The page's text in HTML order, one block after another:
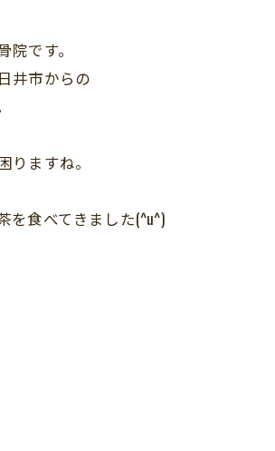
です。
井市からの
ますね。
を食べてきました(^u^)